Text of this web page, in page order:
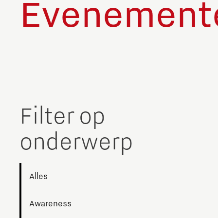
Filter op
onderwerp
Alles
Awareness